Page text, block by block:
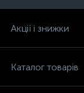
Акції і знижки
Каталог товарів